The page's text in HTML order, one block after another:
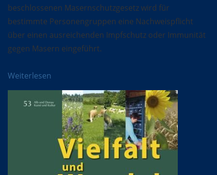
beschlossenen Masernschutzgesetz wird für
bestimmte Personengruppen eine Nachweispflicht
über einen ausreichenden Impfschutz oder Immunität
gegen Masern eingeführt.
Weiterlesen